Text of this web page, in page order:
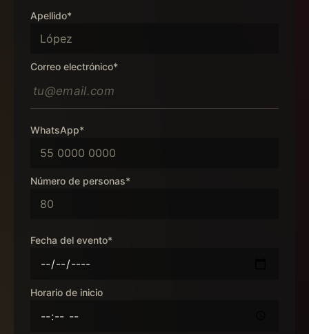
Apellido*
Correo electrónico*
WhatsApp*
Número de personas*
Fecha del evento*
Horario de inicio